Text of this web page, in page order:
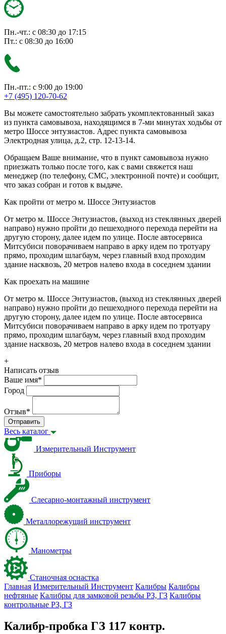
Пн.-чт.: с 08:30 до 17:15
Пт.: с 08:30 до 16:00
Пн.-пт.: с 9:00 до 19:00
+7 (495) 120-70-62
Вы можете самостоятельно забрать укомплектованный заказ
из пункта самовывоза, находящимся в 7-ми минутах ходьбы от
метро Шоссе энтузиастов. Адрес пункта самовывоза
Электродная улица, д.2, стр. 12-13-14.
Обращаем Ваше внимание, что в пункт самовывоза нужно
приезжать только после того, как с вами свяжется наш
менеджер (по телефону, СМС, электронной почте) и сообщит,
что заказ собран и готов к выдаче.
Как пройти от метро м. Шоссе Энтузиастов
От метро м. Шоссе Энтузиастов, (выход из стеклянных дверей
направо) нужно пройти до пешеходного перехода перейти на
другую сторону, далее идем по улице. После автосервиса
Митсубиси поворачиваем направо в арку идем по тротуару
прямо, проходим шлагбаум, через главный вход проходим
здание насквозь, 20 метров налево входа в соседнем здании
Как проехать на машине
От метро м. Шоссе Энтузиастов, (выход из стеклянных дверей
направо) нужно пройти до пешеходного перехода перейти на
другую сторону, далее идем по улице. После автосервиса
Митсубиси поворачиваем направо в арку идем по тротуару
прямо, проходим шлагбаум, через главный вход проходим
здание насквозь, 20 метров налево входа в соседнем здании
+
Написать отзыв
Ваше имя*
Город
Отзыв*
Отправить
Весь каталог
Измерительный Инструмент
Приборы
Слесарно-монтажный инструмент
Металлорежущий инструмент
Манометры
Станочная оснастка
Главная Измерительный Инструмент Калибры Калибры
нефтяные Калибры для замковой резьбы PЗ, ГЗ Калибры
контрольные PЗ, ГЗ
Калибр-пробка ГЗ 117 контр.